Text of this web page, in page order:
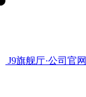
J9旗舰厅·公司官网